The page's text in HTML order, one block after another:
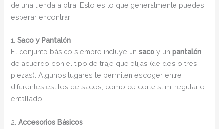
de una tienda a otra. Esto es lo que generalmente puedes
esperar encontrar:
1.Saco y Pantalón
El conjunto básico siempre incluye unsaco y unpantalón
de acuerdo con el tipo de traje que elijas (de dos o tres
piezas). Algunos lugares te permiten escoger entre
diferentes estilos de sacos, como de corte slim, regular o
entallado.
2.Accesorios Básicos